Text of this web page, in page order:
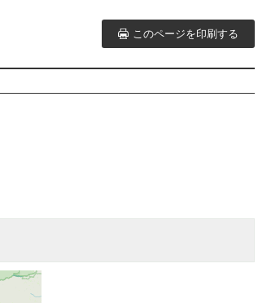
このページを印刷する